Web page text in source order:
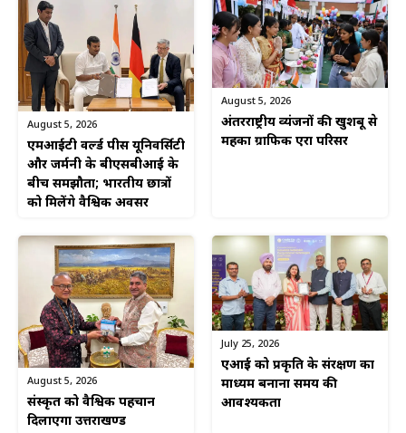
August 5, 2026
एमआईटी वर्ल्ड पीस यूनिवर्सिटी
और जर्मनी के बीएसबीआई के
बीच समझौता; भारतीय छात्रों
को मिलेंगे वैश्विक अवसर
August 5, 2026
अंतरराष्ट्रीय व्यंजनों की खुशबू से
महका ग्राफिक एरा परिसर
August 5, 2026
संस्कृत को वैश्विक पहचान
दिलाएगा उत्तराखण्ड
July 25, 2026
एआई को प्रकृति के संरक्षण का
माध्यम बनाना समय की
आवश्यकता